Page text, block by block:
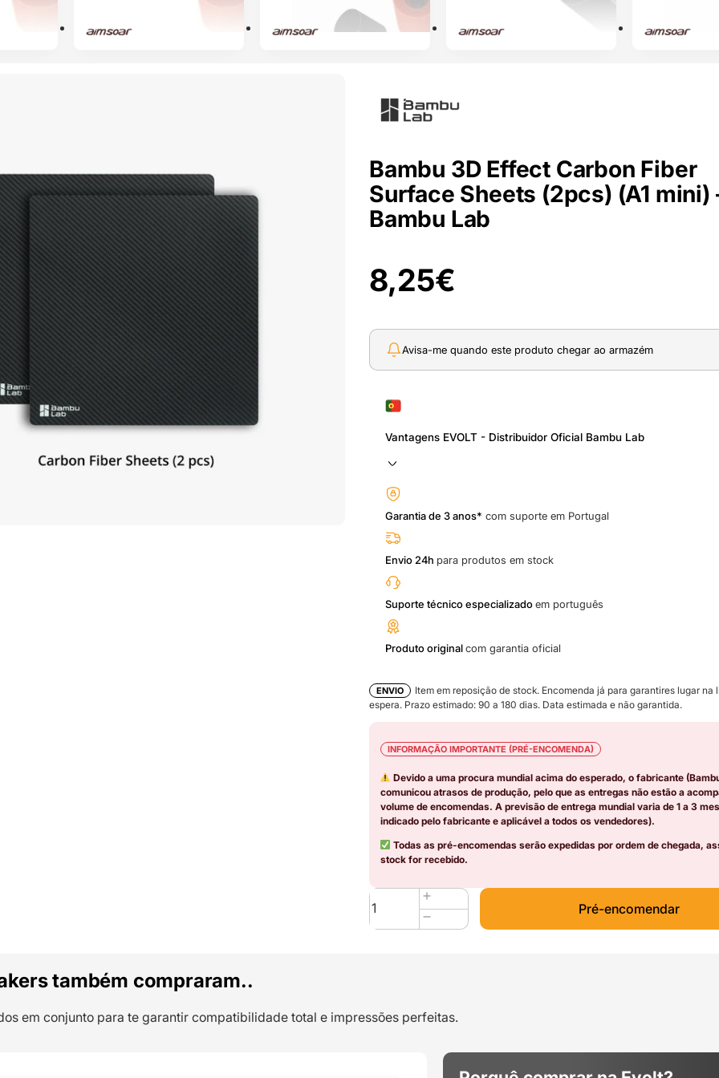
Bambu 3D Effect Carbon Fiber
Surface Sheets (2pcs) (A1 mini)
Bambu Lab
8,25€
Avisa-me quando este produto chegar ao armazém
Vantagens EVOLT - Distribuidor Oficial Bambu Lab
Garantia de 3 anos* com suporte em Portugal
Envio 24h para produtos em stock
Suporte técnico especializadoem português
Produto originalcom garantia oficial
ENVIO
Item em reposição de stock. Encomenda já para garantires lugar na
espera. Prazo estimado: 90 a 180 dias. Data estimada e não garantida.
INFORMAÇÃO IMPORTANTE (PRÉ-ENCOMENDA)
Devido a uma procura mundial acima do esperado, o fabricante
comunicou atrasos de produção, pelo que as entregas não estão a
volume de encomendas. A previsão de entrega mundial varia de 1 a 3
indicado pelo fabricante e aplicável a todos os vendedores).
Todas as pré-encomendas serão expedidas por ordem de chegada,
stock for recebido.
Quantidade
de
Bambu
Surface
Pré-encomendar
também compraram..
em conjunto para te garantir compatibilidade total e impressões perfeitas.